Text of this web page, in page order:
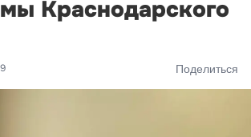
Краснодарского
Поделиться